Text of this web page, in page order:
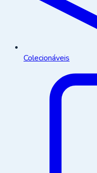
Colecionáveis